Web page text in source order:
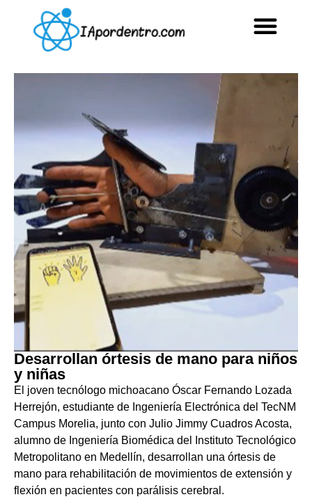
Desarrollan órtesis de mano para niños
y niñas
El joven tecnólogo michoacano Óscar Fernando Lozada
Herrejón, estudiante de Ingeniería Electrónica del TecNM
Campus Morelia, junto con Julio Jimmy Cuadros Acosta,
alumno de Ingeniería Biomédica del Instituto Tecnológico
Metropolitano en Medellín, desarrollan una órtesis de
mano para rehabilitación de movimientos de extensión y
flexión en pacientes con parálisis cerebral.